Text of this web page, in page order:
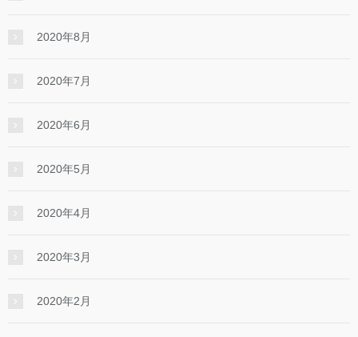
2020年8月
2020年7月
2020年6月
2020年5月
2020年4月
2020年3月
2020年2月